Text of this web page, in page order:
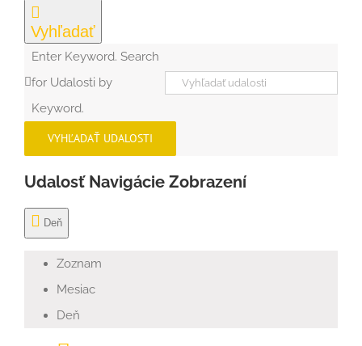
Vyhľadať
Enter Keyword. Search
for Udalosti by
Keyword.
VYHĽADAŤ UDALOSTI
Udalosť Navigácie Zobrazení
Deň
Zoznam
Mesiac
Deň